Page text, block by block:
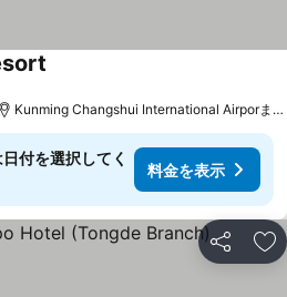
Kunming Changshui International Airporま
付を選択してく
料金を表示
シェア お